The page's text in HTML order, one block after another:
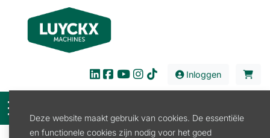
Inloggen
Deze website maakt gebruik van cookies. De essentiële
en functionele cookies zijn nodig voor het goed